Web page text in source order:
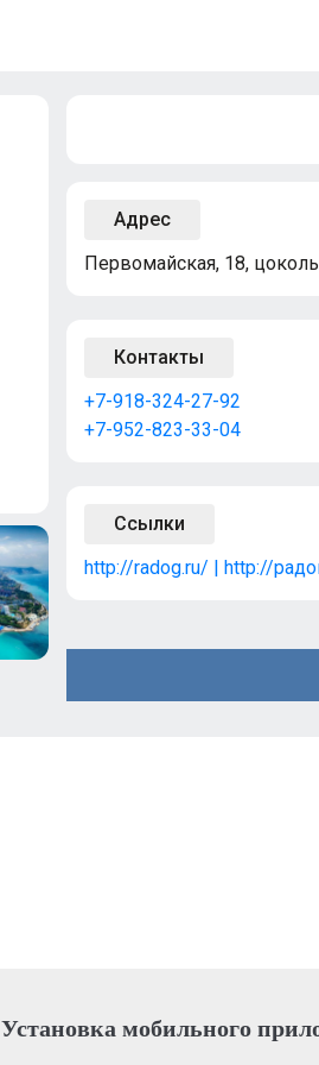
Адрес
Первомайская, 18,
Контакты
+7-918-324-27-92
+7-952-823-33-04
Ссылки
http://radog.ru/ | http://
Установка мобильного